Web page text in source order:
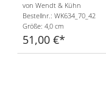
von Wendt & Kühn
Bestellnr.: WK634_70_42
Größe: 4,0 cm
51,00 €